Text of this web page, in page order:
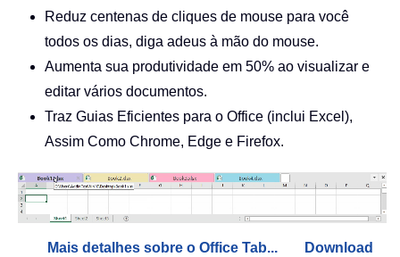
Reduz centenas de cliques de mouse para você
todos os dias, diga adeus à mão do mouse.
Aumenta sua produtividade em 50% ao visualizar e
editar vários documentos.
Traz Guias Eficientes para o Office (inclui Excel),
Assim Como Chrome, Edge e Firefox.
Mais detalhes sobre o Office Tab...
Download